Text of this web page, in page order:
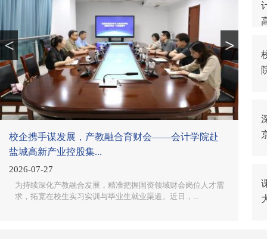
校企携手谋发展，产教融合育财会——会计学院赴
盐城高新产业控股集...
2026-07-27
为持续深化产教融合发展，精准把握国资领域财会岗位人才需
求，拓宽在校生实习实训与毕业生就业渠道。近日，...
< >